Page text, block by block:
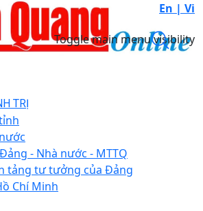
En | Vi
Toggle main menu visibility
TRỊ
- Nhà nước - MTTQ
tảng tư tưởng của Đảng
Chí Minh